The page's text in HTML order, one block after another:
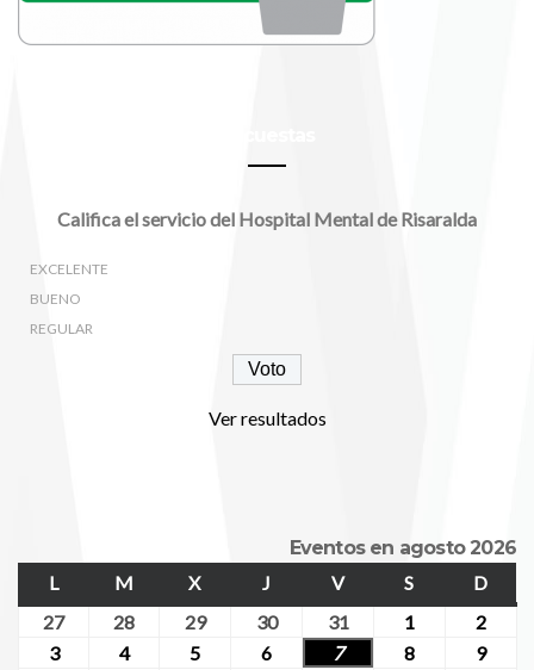
Califica el servicio del Hospital Mental de Risaralda
EXCELENTE
BUENO
REGULAR
Ver resultados
Eventos en agosto 2026
LLUNESM MARTES
XMIÉRCOLES
J JUEVESVVIERNES
S SÁBADO
D
27julio
28 29julio
30julio
31julio
1 2
2,
3agosto
4agosto
5 6 7agosto
8 9